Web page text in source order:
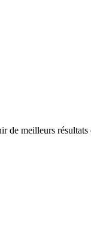
meilleurs